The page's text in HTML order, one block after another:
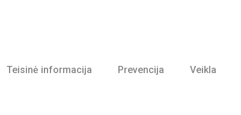
Teisinė informacija Prevencija Veikla